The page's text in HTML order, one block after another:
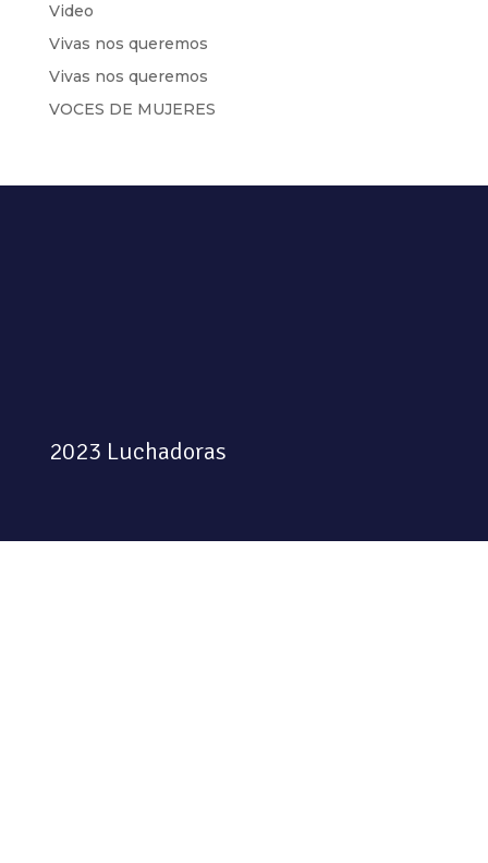
Video
Vivas nos queremos
Vivas nos queremos
VOCES DE MUJERES
2023 Luchadoras